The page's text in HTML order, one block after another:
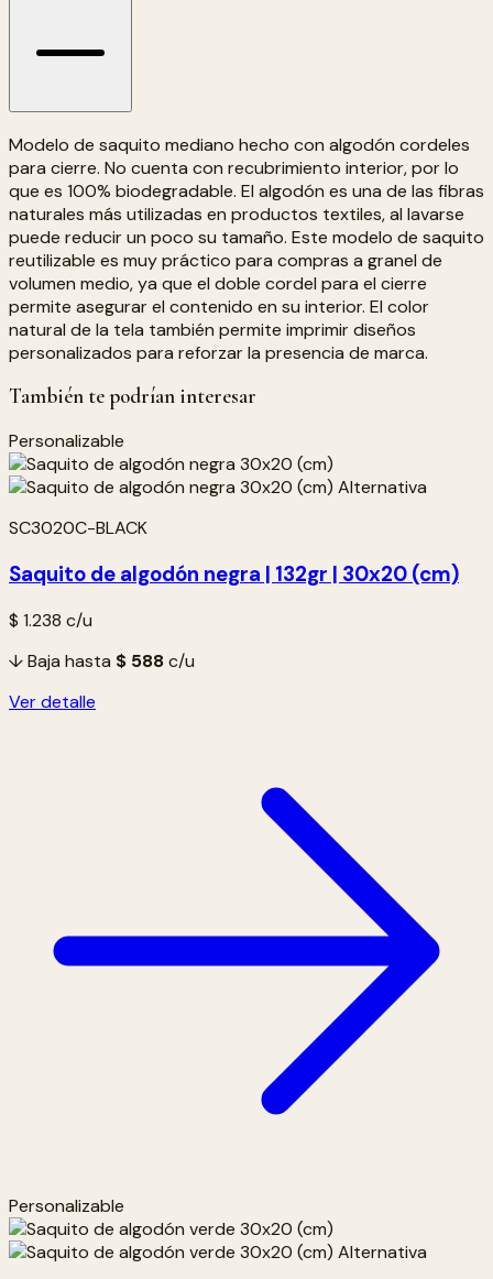
Modelo de saquito mediano hecho con algodón cordeles
para cierre. No cuenta con recubrimiento interior, por lo
que es 100% biodegradable. El algodón es una de las fibras
naturales más utilizadas en productos textiles, al lavarse
puede reducir un poco su tamaño. Este modelo de saquito
reutilizable es muy práctico para compras a granel de
volumen medio, ya que el doble cordel para el cierre
permite asegurar el contenido en su interior. El color
natural de la tela también permite imprimir diseños
personalizados para reforzar la presencia de marca.
También te podrían interesar
Personalizable
SC3020C-BLACK
Saquito de algodón negra | 132gr | 30x20 (cm)
$ 1.238 c/u
↓ Baja hasta $ 588c/u
Ver detalle
Personalizable